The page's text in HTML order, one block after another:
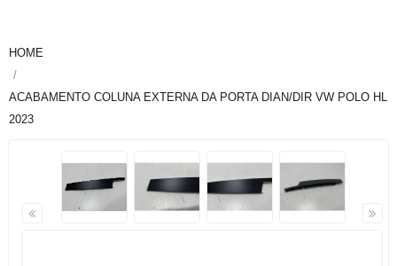
HOME
ACABAMENTO COLUNA EXTERNA DA PORTA DIAN/DIR VW POLO HL
2023